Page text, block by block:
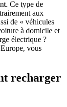
Ce type de
aux
de « véhicules
à domicile et
électrique ?
vous
recharger